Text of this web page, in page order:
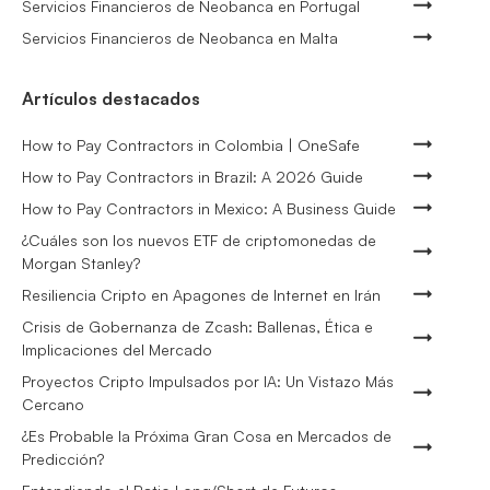
Servicios Financieros de Neobanca en Portugal
Servicios Financieros de Neobanca en Malta
Artículos destacados
How to Pay Contractors in Colombia | OneSafe
How to Pay Contractors in Brazil: A 2026 Guide
How to Pay Contractors in Mexico: A Business Guide
¿Cuáles son los nuevos ETF de criptomonedas de
Morgan Stanley?
Resiliencia Cripto en Apagones de Internet en Irán
Crisis de Gobernanza de Zcash: Ballenas, Ética e
Implicaciones del Mercado
Proyectos Cripto Impulsados por IA: Un Vistazo Más
Cercano
¿Es Probable la Próxima Gran Cosa en Mercados de
Predicción?